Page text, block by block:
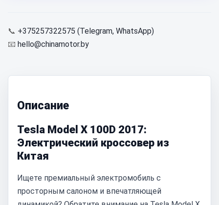
📞 +375257322575 (Telegram, WhatsApp)
📧 hello@chinamotor.by
Описание
Tesla Model X 100D 2017:
Электрический кроссовер из
Китая
Ищете премиальный электромобиль с
просторным салоном и впечатляющей